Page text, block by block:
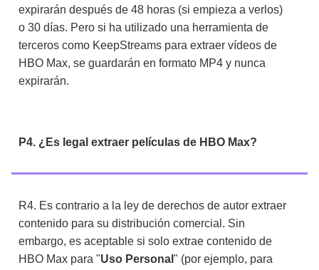
expirarán después de 48 horas (si empieza a verlos)
o 30 días. Pero si ha utilizado una herramienta de
terceros como KeepStreams para extraer vídeos de
HBO Max, se guardarán en formato MP4 y nunca
expirarán.
P4. ¿Es legal extraer películas de HBO Max?
R4. Es contrario a la ley de derechos de autor extraer
contenido para su distribución comercial. Sin
embargo, es aceptable si solo extrae contenido de
HBO Max para "Uso Personal " (por ejemplo, para